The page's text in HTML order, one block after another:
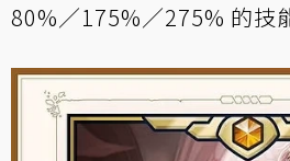
80%／175%／275% 的技